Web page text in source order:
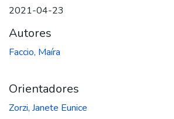
2021-04-23
Autores
Faccio, Maíra
Orientadores
Zorzi, Janete Eunice